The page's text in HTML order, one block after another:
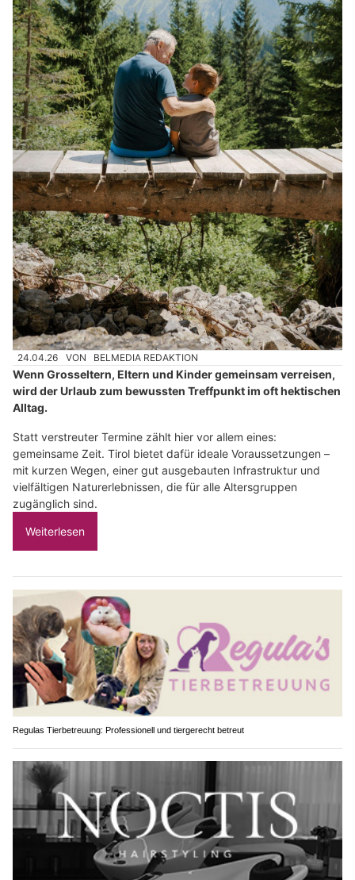
24.04.26 VON BELMEDIA REDAKTION
Wenn Grosseltern, Eltern und Kinder gemeinsam verreisen,
wird der Urlaub zum bewussten Treffpunkt im oft hektischen
Alltag.
Statt verstreuter Termine zählt hier vor allem eines:
gemeinsame Zeit. Tirol bietet dafür ideale Voraussetzungen –
mit kurzen Wegen, einer gut ausgebauten Infrastruktur und
vielfältigen Naturerlebnissen, die für alle Altersgruppen
zugänglich sind.
Weiterlesen
Regulas Tierbetreuung: Professionell und tiergerecht betreut